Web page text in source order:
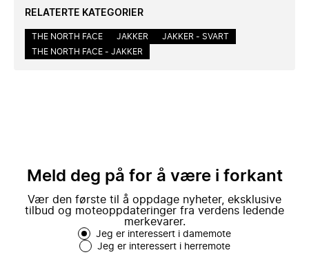
RELATERTE KATEGORIER
THE NORTH FACE JAKKER
JAKKER - SVART
THE NORTH FACE - JAKKER
Meld deg på for å være i forkant
Vær den første til å oppdage nyheter, eksklusive
tilbud og moteoppdateringer fra verdens ledende
merkevarer.
Jeg er interessert i damemote
Jeg er interessert i herremote